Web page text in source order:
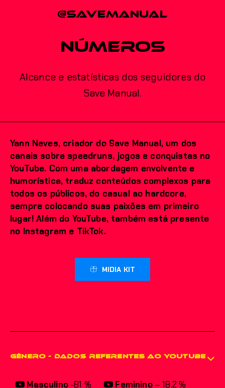
@savemanual
Números
Alcance e estatísticas dos seguidores do
Save Manual.
Yann Neves, criador do Save Manual, um dos
canais sobre speedruns, jogos e conquistas no
YouTube. Com uma abordagem envolvente e
humorística, traduz conteúdos complexos para
todos os públicos, do casual ao hardcore,
sempre colocando suas paixões em primeiro
lugar! Além do YouTube, também está presente
no Instagram e TikTok.
MIDIA KIT
GÊNERO - Dados referentes ao YouTube
Masculino-81 % Feminino– 18,2 %